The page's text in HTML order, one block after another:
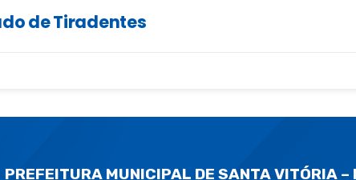
de Tiradentes
PREFEITURA MUNICIPAL DE SANTA VITÓRIA –